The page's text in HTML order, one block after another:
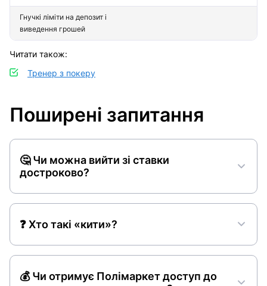
Гнучкі ліміти на депозит і
виведення грошей
Читати також:
Тренер з покеру
Поширені запитання
🤔 Чи можна вийти зі ставки
достроково?
❓ Хто такі «кити»?
💰 Чи отримує Полімаркет доступ до